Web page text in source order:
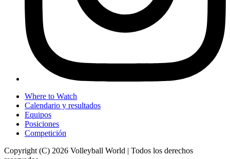
Where to Watch
Calendario y resultados
Equipos
Posiciones
Competición
Copyright (C) 2026 Volleyball World | Todos los derechos